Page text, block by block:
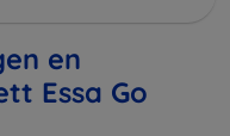
en
Essa Go